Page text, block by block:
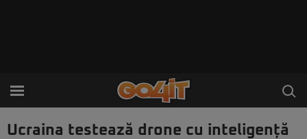
Ucraina testează drone cu inteligență